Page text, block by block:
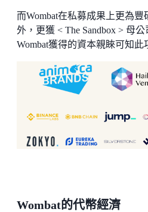
而Wombat在私募成果上更為豐
外，更獲 < The Sandbox > 母
Wombat獲得的資本親睞可知此
Wombat的代幣經濟